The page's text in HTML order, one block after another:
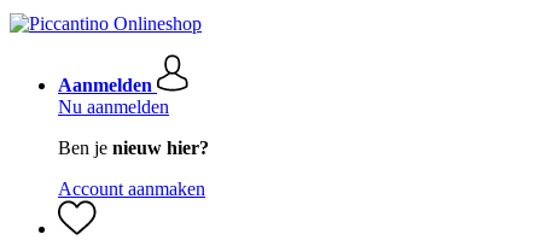
Aanmelden
Nu aanmelden
Ben je nieuw hier?
Account aanmaken